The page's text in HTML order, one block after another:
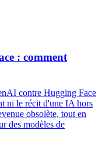
: comment
contre Hugging Face
ni le récit d'une IA hors
obsolète, tout en
des modèles de